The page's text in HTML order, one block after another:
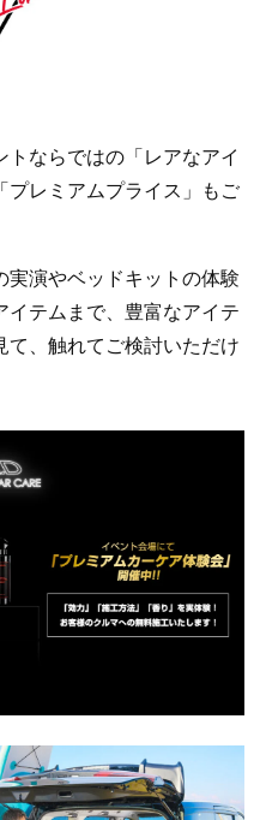
ならではの「レアなアイ
プレミアムプライス」もご
実演やベッドキットの体験
イテムまで、豊富なアイテ
て、触れてご検討いただけ